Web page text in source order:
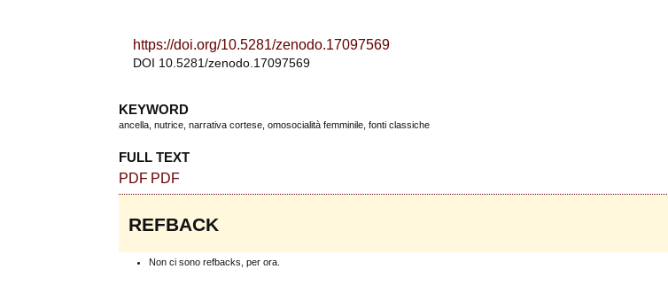
https://doi.org/10.5281/zenodo.17097569
DOI 10.5281/zenodo.17097569
KEYWORD
ancella, nutrice, narrativa cortese, omosocialità femminile, fonti classiche
FULL TEXT
PDF PDF
REFBACK
Non ci sono refbacks, per ora.